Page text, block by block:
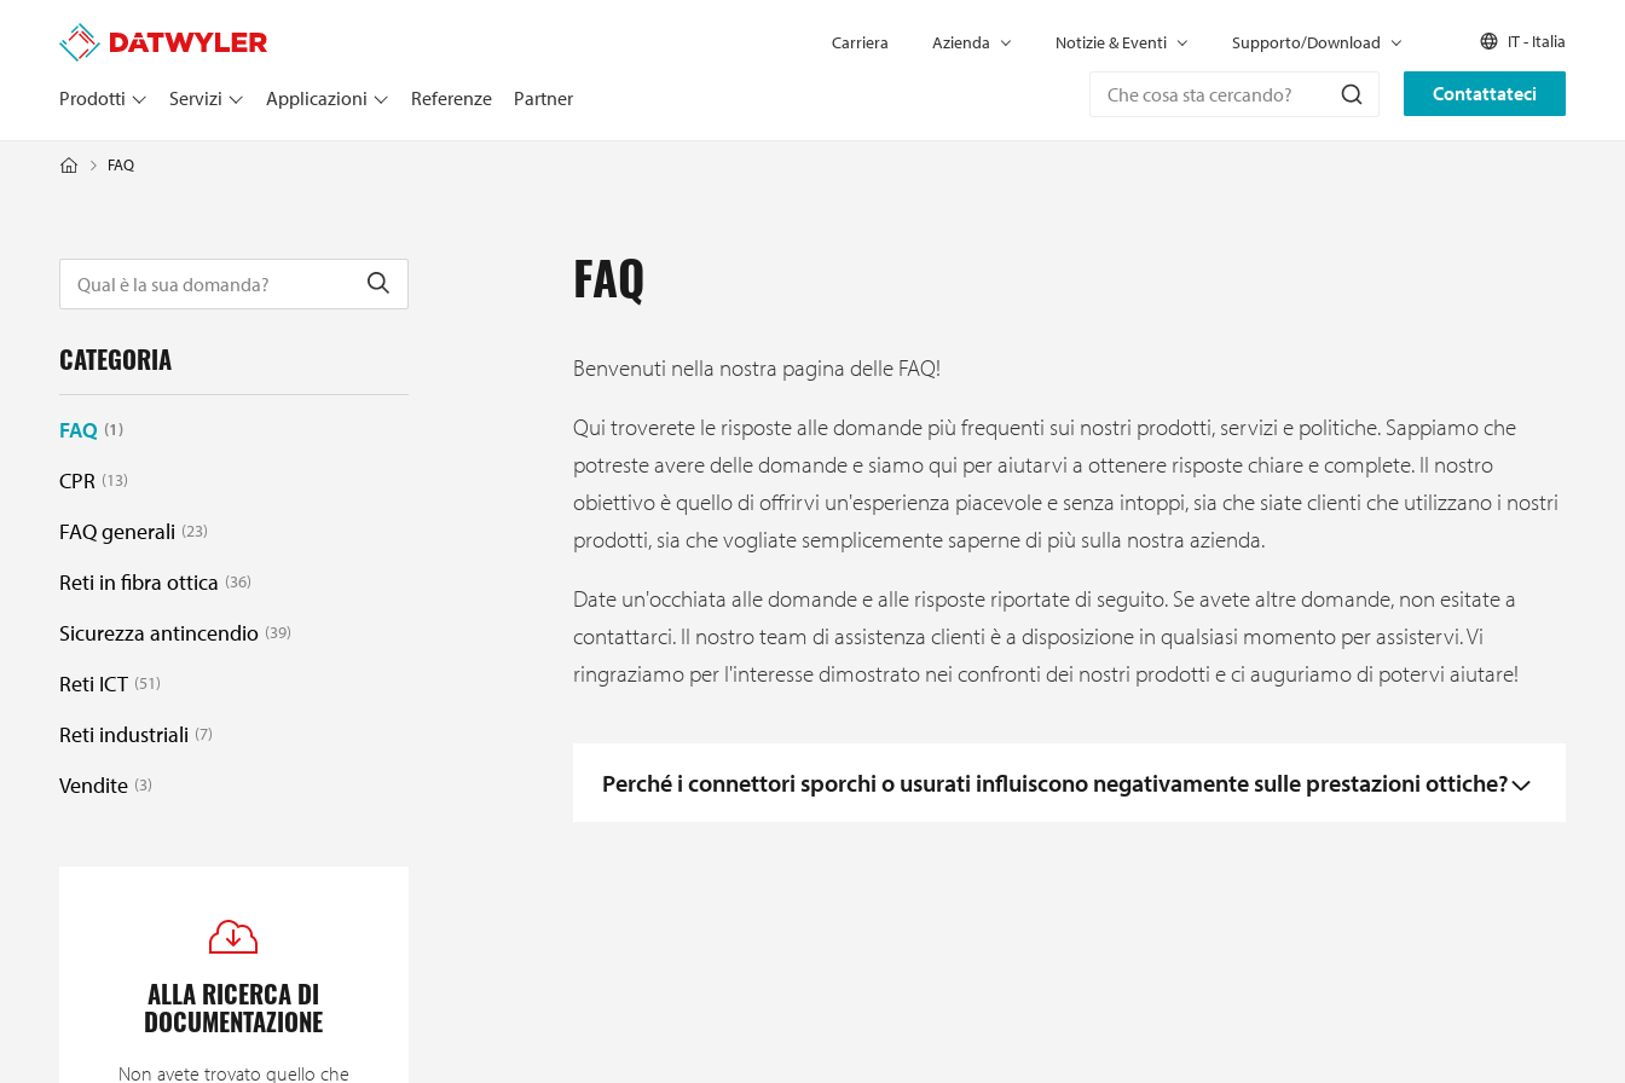
Contattateci
Prodotti Servizi Applicazioni Referenze Partner
Carriera Azienda Notizie & Eventi Supporto/Download IT - Italia
FAQ
CATEGORIA
FAQ 1
CPR 13
FAQ generali 23
Reti in fibra ottica 36
Sicurezza antincendio 39
Reti ICT 51
Reti industriali 7
Vendite 3
ALLA RICERCA DI
DOCUMENTAZIONE
Non avete trovato quello che
FAQ
Benvenuti nella nostra pagina delle FAQ!
Qui troverete le risposte alle domande più frequenti sui nostri prodotti, servizi e politiche. Sappiamo che
potreste avere delle domande e siamo qui per aiutarvi a ottenere risposte chiare e complete. Il nostro
obiettivo è quello di offrirvi un'esperienza piacevole e senza intoppi, sia che siate clienti che utilizzano i nostri
prodotti, sia che vogliate semplicemente saperne di più sulla nostra azienda.
Date un'occhiata alle domande e alle risposte riportate di seguito. Se avete altre domande, non esitate a
contattarci. Il nostro team di assistenza clienti è a disposizione in qualsiasi momento per assistervi. Vi
ringraziamo per l'interesse dimostrato nei confronti dei nostri prodotti e ci auguriamo di potervi aiutare!
Perché i connettori sporchi o usurati influiscono negativamente sulle prestazioni ottiche?